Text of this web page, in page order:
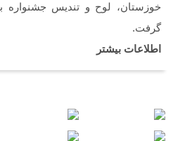
خوزستان، لوح و تندیس جشنواره
گرفت.
اطلاعات بیشتر